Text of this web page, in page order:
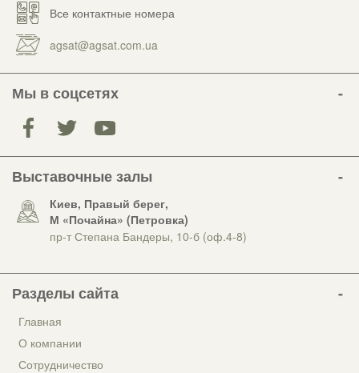
Все контактные номера
agsat@agsat.com.ua
Мы в соцсетях
Выставочные залы
Киев, Правый берег,
М «Почайна» (Петровка)
пр-т Степана Бандеры, 10-б (оф.4-8)
Разделы сайта
Главная
О компании
Сотрудничество